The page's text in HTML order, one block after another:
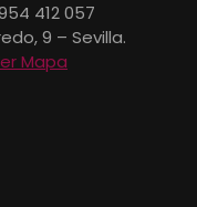
412 057
9 – Sevilla.
Mapa